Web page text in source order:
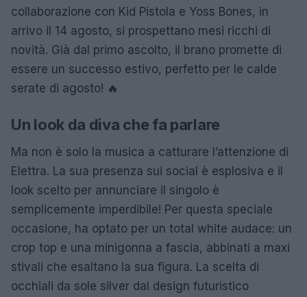
collaborazione con Kid Pistola e Yoss Bones, in
arrivo il 14 agosto, si prospettano mesi ricchi di
novità. Già dal primo ascolto, il brano promette di
essere un successo estivo, perfetto per le calde
serate di agosto! 🔥
Un look da diva che fa parlare
Ma non è solo la musica a catturare l’attenzione di
Elettra. La sua presenza sui social è esplosiva e il
look scelto per annunciare il singolo è
semplicemente imperdibile! Per questa speciale
occasione, ha optato per un total white audace: un
crop top e una minigonna a fascia, abbinati a maxi
stivali che esaltano la sua figura. La scelta di
occhiali da sole silver dal design futuristico